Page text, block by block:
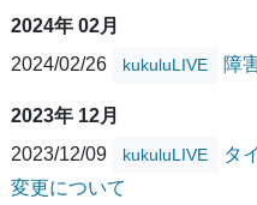
2024年 02月
2024/02/26
kukuluLIVE 障
2023年 12月
2023/12/09
kukuluLIVE
タ
変更について